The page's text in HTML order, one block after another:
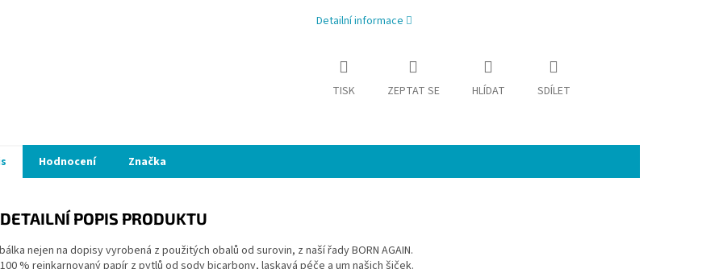
Detailní informace
TISK ZEPTAT SE HLÍDAT SDÍLET
Hodnocení Značka
DETAILNÍ POPIS PRODUKTU
nejen na dopisy vyrobená z použitých obalů od surovin, z naší řady BORN AGAIN.